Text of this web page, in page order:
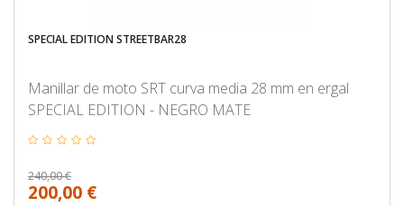
SPECIAL EDITION STREETBAR28
Manillar de moto SRT curva media 28 mm en ergal
SPECIAL EDITION - NEGRO MATE
240,00 €
200,00 €